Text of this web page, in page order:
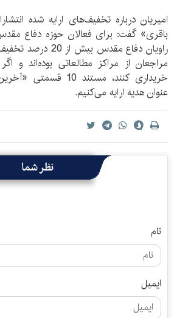
امیریان درباره تخفیف‌های ارایه شده
باقری» گفت: برای فعالان حوزه دفاع
راویان دفاع مقدس
مراجعان از مراکز مطالعاتی بوده‌اند و
خریداری کنند، مستند
عنوان هدیه ارایه می‌کنیم.
نظر شما
نام
ایمیل